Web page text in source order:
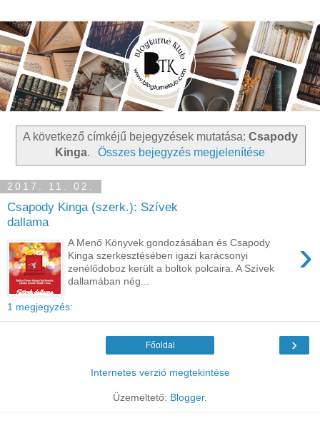
A következő címkéjű bejegyzések mutatása: Csapody
Kinga. Összes bejegyzés megjelenítése
2017. 11. 02.
Csapody Kinga (szerk.): Szívek
dallama
›
A Menő Könyvek gondozásában és Csapody
Kinga szerkesztésében igazi karácsonyi
zenélődoboz került a boltok polcaira. A Szívek
dallamában nég...
1 megjegyzés:
›
Főoldal
Internetes verzió megtekintése
Üzemeltető: Blogger.